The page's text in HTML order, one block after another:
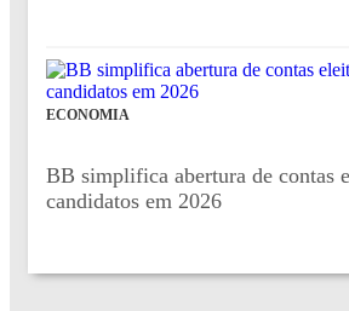
ECONOMIA
BB simplifica abertura de contas
candidatos em 2026